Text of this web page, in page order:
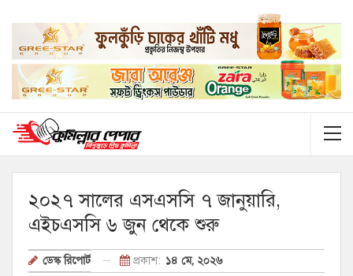
২০২৭ সালের এসএসসি ৭ জানুয়ারি,
এইচএসসি ৬ জুন থেকে শুরু
ডেস্ক রিপোর্ট প্রকাশ: ১৪ মে, ২০২৬